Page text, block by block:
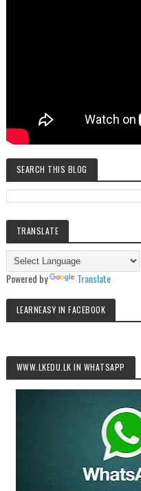
SEARCH THIS BLOG
TRANSLATE
Powered by Translate
LEARNEASY IN FACEBOOK
WWW.LKEDU.LK IN WHATSAPP